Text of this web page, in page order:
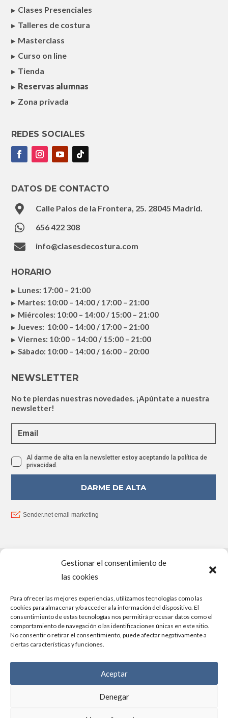
Gestionar el consentimiento de
las cookies
Para ofrecer las mejores experiencias, utilizamos tecnologías como las
cookies para almacenar y/o acceder a la información del dispositivo. El
consentimiento de estas tecnologías nos permitirá procesar datos como el
comportamiento de navegación o las identificaciones únicas en este sitio.
No consentir o retirar el consentimiento, puede afectar negativamente a
ciertas características y funciones.
Aceptar
Denegar
Clases Presenciales
Talleres de costura
Masterclass
Curso on line
Tienda
Reservas alumnas
Zona privada
REDES SOCIALES
DATOS DE CONTACTO
 Calle Palos de la Frontera, 25. 28045 Madrid.
 656 422 308
 info@clasesdecostura.com
HORARIO
Lunes: 17:00 – 21:00
Martes: 10:00 – 14:00 / 17:00 – 21:00
Miércoles: 10:00 – 14:00 / 15:00 – 21:00
Jueves: 10:00 – 14:00 / 17:00 – 21:00
Viernes: 10:00 – 14:00 / 15:00 – 21:00
Sábado: 10:00 – 14:00 / 16:00 – 20:00
PROYECTO FINANCIADO POR LA UNIÓN EUROPEA –
NEXTGENERATIONEU